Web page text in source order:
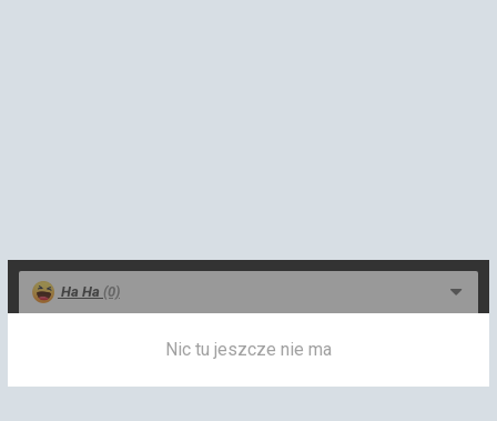
Ha Ha (0)
Nic tu jeszcze nie ma